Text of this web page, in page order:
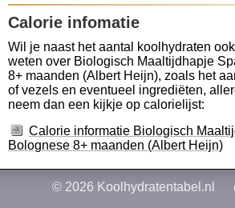
Calorie infomatie
Wil je naast het aantal koolhydraten
weten over Biologisch Maaltijdhapje
8+ maanden (Albert Heijn), zoals het
of vezels en eventueel ingrediëten,
neem dan een kijkje op calorielijst:
Calorie informatie Biologisch
Bolognese 8+ maanden (Albert Heijn)
© 2026 Koolhydratentabel.nl